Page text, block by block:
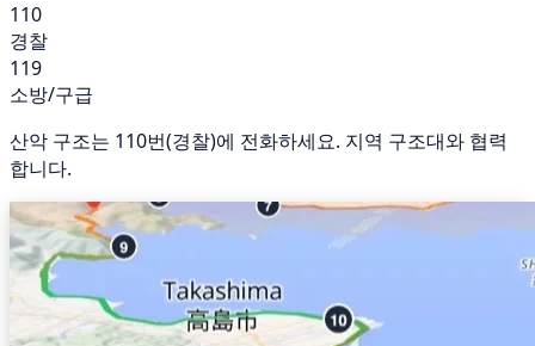
110
경찰
119
소방/구급
산악 구조는 110번(경찰)에 전화하세요. 지역 구조대와 협력
합니다.